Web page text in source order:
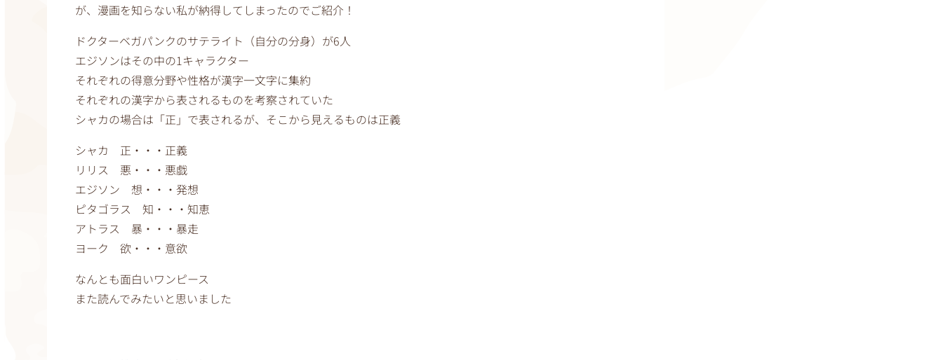
が、漫画を知らない私が納得してしまったのでご紹介！
ドクターベガパンクのサテライト（自分の分身）が6人
エジソンはその中の1キャラクター
それぞれの得意分野や性格が漢字一文字に集約
それぞれの漢字から表されるものを考察されていた
シャカの場合は「正」で表されるが、そこから見えるものは正義
シャカ 正・・・正義
リリス 悪・・・悪戯
エジソン 想・・・発想
ピタゴラス 知・・・知恵
アトラス 暴・・・暴走
ヨーク 欲・・・意欲
なんとも面白いワンピース
また読んでみたいと思いました